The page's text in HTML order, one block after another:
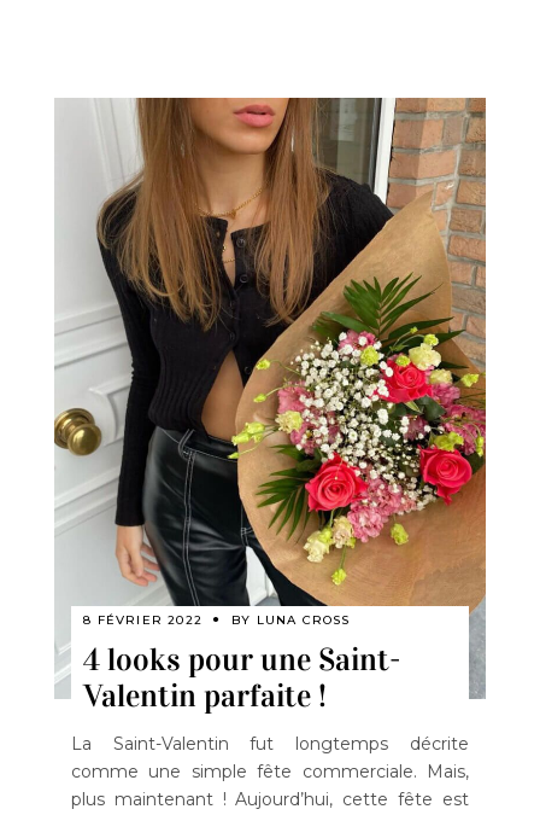
8 FÉVRIER 2022 BY LUNA CROSS
4 looks pour une Saint-
Valentin parfaite !
La Saint-Valentin fut longtemps décrite
comme une simple fête commerciale. Mais,
plus maintenant ! Aujourd’hui, cette fête est